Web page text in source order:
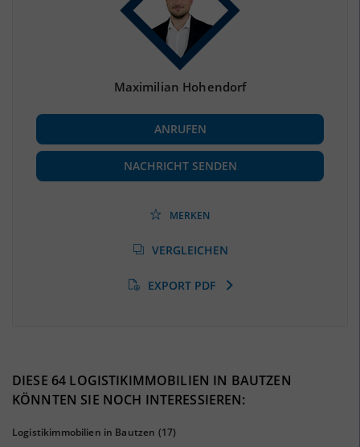
(Landkreis / Kreisfreie Stadt)
BESCHÄFTIGUNG
Beschäftigte
(Landkreis / Kreisfreie Stadt)
119.485
(Landkreis / Kreisfreie Stadt)
(Stand: 01/2020)
Maximilian Hohendorf
ANRUFEN
NACHRICHT SENDEN
MERKEN
VERGLEICHEN
EXPORT PDF
DIESE 64 LOGISTIKIMMOBILIEN IN BAUTZEN
KÖNNTEN SIE NOCH INTERESSIEREN:
Logistikimmobilien in Bautzen (17)